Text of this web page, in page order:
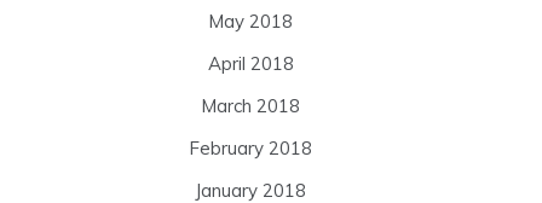
May 2018
April 2018
March 2018
February 2018
January 2018